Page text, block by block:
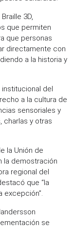
3D,
que permiten
que personas
directamente con
a la historia y
del
a la cultura de
sensoriales y
charlas y otras
la Unión de
la demostración
regional del
que “la
excepción”.
se